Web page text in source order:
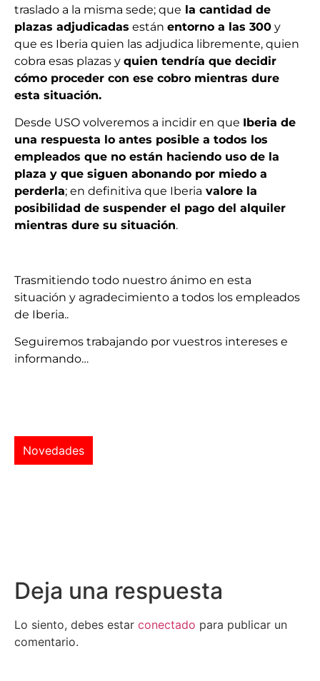
traslado a la misma sede; que la cantidad de
plazas adjudicadas están entorno a las 300 y
que es Iberia quien las adjudica libremente, quien
cobra esas plazas y quien tendría que decidir
cómo proceder con ese cobro mientras dure
esta situación.
Desde USO volveremos a incidir en que Iberia de
una respuesta lo antes posible a todos los
empleados que no están haciendo uso de la
plaza y que siguen abonando por miedo a
perderla; en definitiva que Iberia valore la
posibilidad de suspender el pago del alquiler
mientras dure su situación.
Trasmitiendo todo nuestro ánimo en esta
situación y agradecimiento a todos los empleados
de Iberia..
Seguiremos trabajando por vuestros intereses e
informando…
Novedades
Deja una respuesta
Lo siento, debes estar conectado para publicar un
comentario.